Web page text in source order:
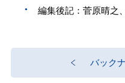
編集後記：菅原晴之
バック